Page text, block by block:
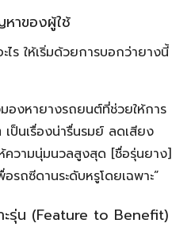
าของผู้ใช้
ไร ให้เริ่มด้วยการบอกว่ายางนี้
องหายางรถยนต์ที่ช่วยให้การ
ป็นเรื่องน่ารื่นรมย์ ลดเสียง
ความนุ่มนวลสูงสุด [ชื่อรุ่นยาง]
ถซีดานระดับหรูโดยเฉพาะ”
าะรุ่น (Feature to Benefit)